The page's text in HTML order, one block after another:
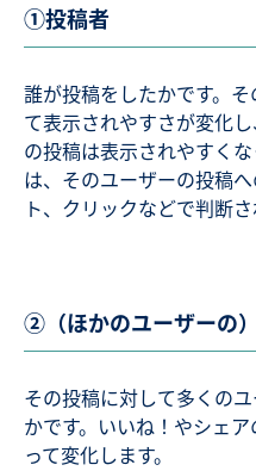
①投稿者
誰が投稿をしたかです。
て表示されやすさが変化
の投稿は表示されやすく
は、そのユーザーの投稿
ト、クリックなどで判断さ
②（ほかのユーザーの
その投稿に対して多くの
かです。いいね！やシェ
って変化します。